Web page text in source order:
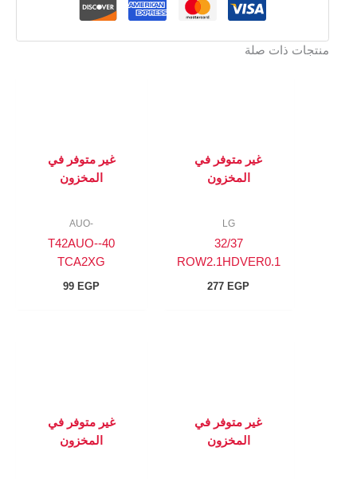
منتجات ذات صلة
غير متوفر في
المخزون
LG
32/37
ROW2.1HDVER0.1
277 EGP
غير متوفر في
المخزون
-AUO
40-T42AUO-
TCA2XG
99 EGP
غير متوفر في
المخزون
غير متوفر في
المخزون